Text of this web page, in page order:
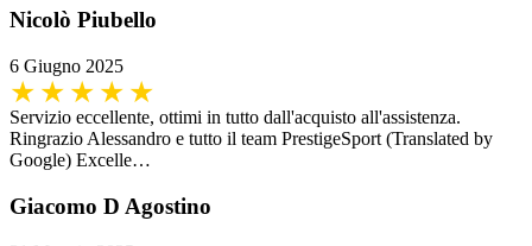
Nicolò Piubello
6 Giugno 2025
Servizio eccellente, ottimi in tutto dall'acquisto all'assistenza.
Ringrazio Alessandro e tutto il team PrestigeSport (Translated by
Google) Excelle…
Giacomo D Agostino